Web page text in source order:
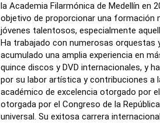
la Academia Filarmónica de Medellín en
objetivo de proporcionar una formación
jóvenes talentosos, especialmente
Ha trabajado con numerosas orquestas
acumulado una amplia experiencia en
quince discos y DVD internacionales, y
por su labor artística y contribuciones a
académico de excelencia otorgado por
otorgada por el Congreso de la
universal. Su exitosa carrera